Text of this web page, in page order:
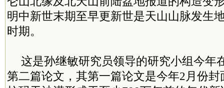
明中新世末期至早更新世是天山山脉发生
时期。
这是孙继敏研究员领导的研究小组今年
第二篇论文，其第一篇论文是今年2月份